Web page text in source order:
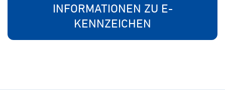
INFORMATIONEN ZU E-
KENNZEICHEN